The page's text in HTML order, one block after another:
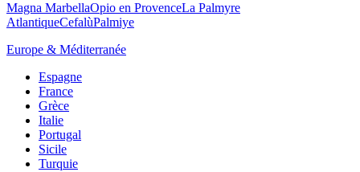
Magna MarbellaOpio en ProvenceLa Palmyre
AtlantiqueCefalùPalmiye
Europe & Méditerranée
Espagne
France
Grèce
Italie
Portugal
Sicile
Turquie